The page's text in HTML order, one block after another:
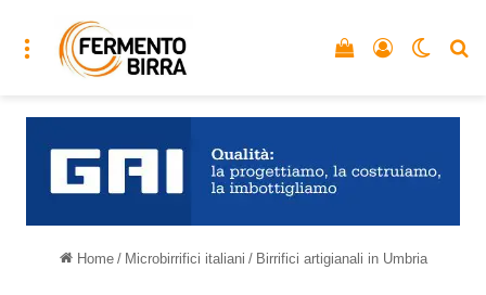
Menu Accedi
Vedi il carrello
Home / Microbirrifici italiani / Birrifici artigianali in Umbria